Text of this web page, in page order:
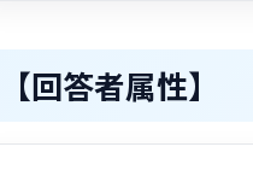
【回答者属性】